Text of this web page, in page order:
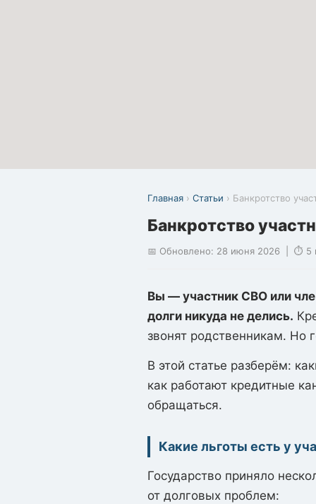
Главная › Статьи › Банкротство
Банкротство
📅 Обновлено: 28 июня 2026 | ⏱ 5
Вы — участник СВО или
долги никуда не делись.
звонят родственникам. Но
В этой статье разберём:
как работают кредитные
обращаться.
Какие льготы есть у
Государство приняло
от долговых проблем: